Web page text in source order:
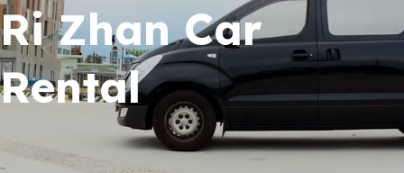
Ri Zhan Car
Rental